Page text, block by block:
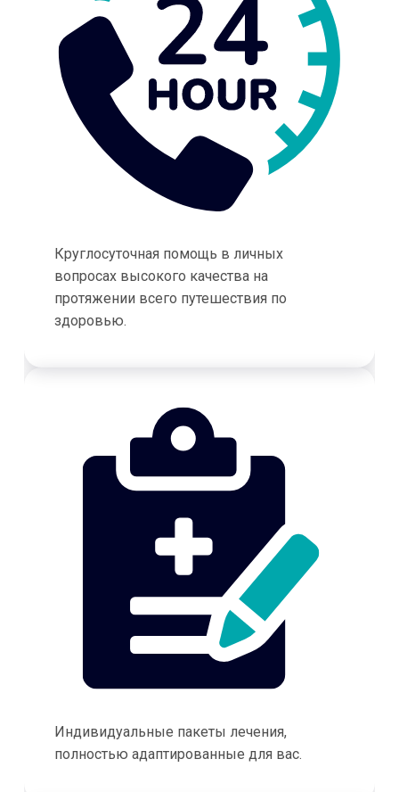
Круглосуточная помощь в личных
вопросах высокого качества на
протяжении всего путешествия по
здоровью.
Индивидуальные пакеты лечения,
полностью адаптированные для вас.